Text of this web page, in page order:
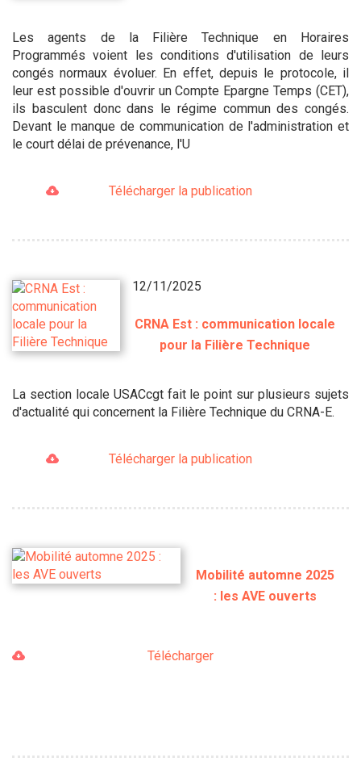
Les agents de la Filière Technique en Horaires
Programmés voient les conditions d'utilisation de leurs
congés normaux évoluer. En effet, depuis le protocole, il
leur est possible d'ouvrir un Compte Epargne Temps (CET),
ils basculent donc dans le régime commun des congés.
Devant le manque de communication de l'administration et
le court délai de prévenance, l'U
Télécharger la publication
12/11/2025
CRNA Est : communication locale
pour la Filière Technique
La section locale USACcgt fait le point sur plusieurs sujets
d'actualité qui concernent la Filière Technique du CRNA-E.
Télécharger la publication
Mobilité automne 2025
: les AVE ouverts
Télécharger